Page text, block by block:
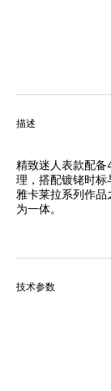
描述
精致迷人表款配备
理，搭配镀铑时标
雅卡莱拉系列作品
为一体。
弧形蓝宝石表镜为
技术参数